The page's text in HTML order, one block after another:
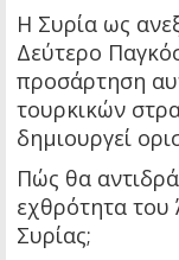
Η Συρία ως
Δεύτερο
προσάρτηση
τουρκικών
δημιουργεί
Πώς θα
εχθρότητα του
Συρίας;